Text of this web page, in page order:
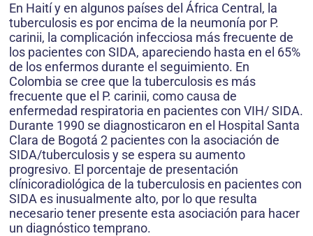
En Haití y en algunos países del África Central, la
tuberculosis es por encima de la neumonía por P.
carinii, la complicación infecciosa más frecuente de
los pacientes con SIDA, apareciendo hasta en el 65%
de los enfermos durante el seguimiento. En
Colombia se cree que la tuberculosis es más
frecuente que el P. carinii, como causa de
enfermedad respiratoria en pacientes con VIH/ SIDA.
Durante 1990 se diagnosticaron en el Hospital Santa
Clara de Bogotá 2 pacientes con la asociación de
SIDA/tuberculosis y se espera su aumento
progresivo. El porcentaje de presentación
clínicoradiológica de la tuberculosis en pacientes con
SIDA es inusualmente alto, por lo que resulta
necesario tener presente esta asociación para hacer
un diagnóstico temprano.